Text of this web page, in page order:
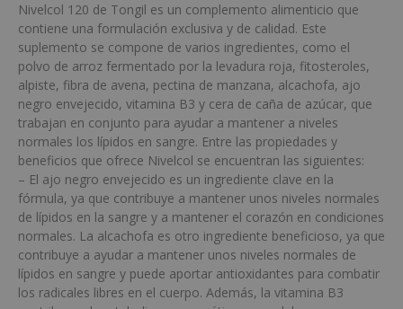
Nivelcol 120 de Tongil es un complemento alimenticio que
contiene una formulación exclusiva y de calidad. Este
suplemento se compone de varios ingredientes, como el
polvo de arroz fermentado por la levadura roja, fitosteroles,
alpiste, fibra de avena, pectina de manzana, alcachofa, ajo
negro envejecido, vitamina B3 y cera de caña de azúcar, que
trabajan en conjunto para ayudar a mantener a niveles
normales los lípidos en sangre. Entre las propiedades y
beneficios que ofrece Nivelcol se encuentran las siguientes:
– El ajo negro envejecido es un ingrediente clave en la
fórmula, ya que contribuye a mantener unos niveles normales
de lípidos en la sangre y a mantener el corazón en condiciones
normales. La alcachofa es otro ingrediente beneficioso, ya que
contribuye a ayudar a mantener unos niveles normales de
lípidos en sangre y puede aportar antioxidantes para combatir
los radicales libres en el cuerpo. Además, la vitamina B3